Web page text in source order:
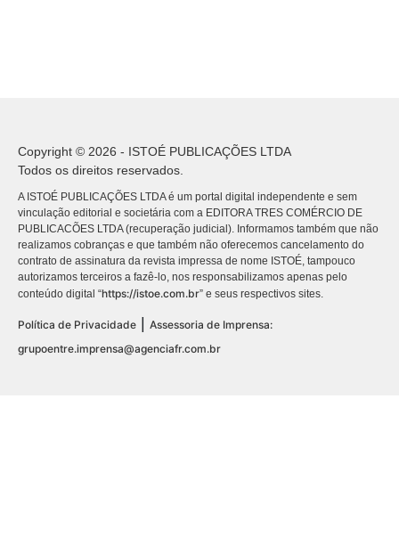
Copyright © 2026 - ISTOÉ PUBLICAÇÕES LTDA
Todos os direitos reservados.
A ISTOÉ PUBLICAÇÕES LTDA é um portal digital independente e sem
vinculação editorial e societária com a EDITORA TRES COMÉRCIO DE
PUBLICACÕES LTDA (recuperação judicial). Informamos também que não
realizamos cobranças e que também não oferecemos cancelamento do
contrato de assinatura da revista impressa de nome ISTOÉ, tampouco
autorizamos terceiros a fazê-lo, nos responsabilizamos apenas pelo
conteúdo digital “https://istoe.com.br” e seus respectivos sites.
Política de Privacidade | Assessoria de Imprensa:
grupoentre.imprensa@agenciafr.com.br